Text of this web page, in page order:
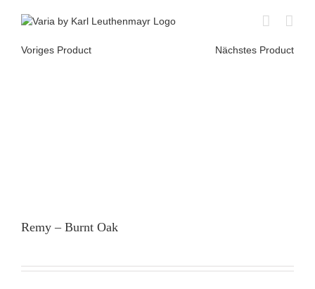
Voriges Product
Nächstes Product
Remy – Burnt Oak